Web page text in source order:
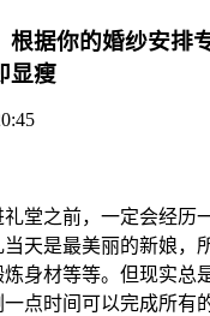
根据你的婚纱安排
显瘦
之前，一定会经历
当天是最美丽的新娘，
身材等等。但现实总
点时间可以完成所有